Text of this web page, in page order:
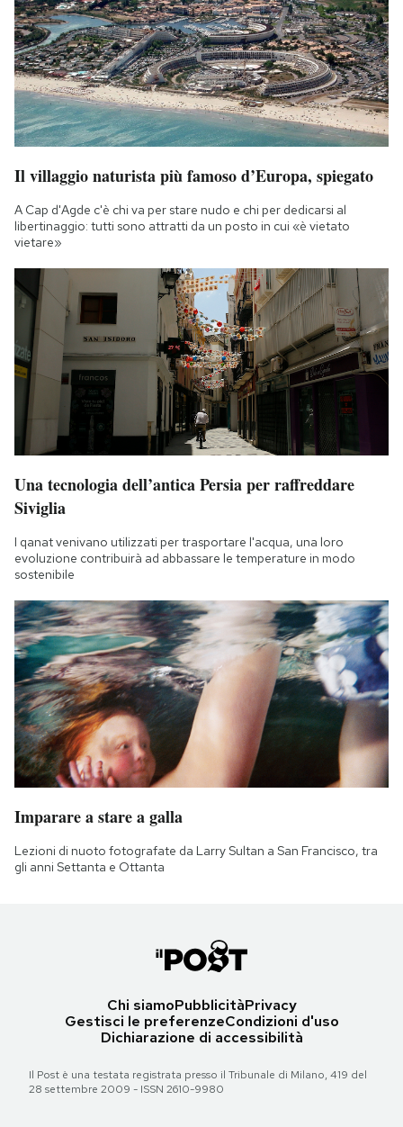
Il villaggio naturista più famoso d’Europa, spiegato
A Cap d'Agde c'è chi va per stare nudo e chi per dedicarsi al
libertinaggio: tutti sono attratti da un posto in cui «è vietato
vietare»
Una tecnologia dell’antica Persia per raffreddare
Siviglia
I qanat venivano utilizzati per trasportare l'acqua, una loro
evoluzione contribuirà ad abbassare le temperature in modo
sostenibile
Imparare a stare a galla
Lezioni di nuoto fotografate da Larry Sultan a San Francisco, tra
gli anni Settanta e Ottanta
Chi siamoPubblicitàPrivacy
Gestisci le preferenzeCondizioni d'uso
Dichiarazione di accessibilità
Il Post è una testata registrata presso il Tribunale di Milano, 419 del
28 settembre 2009 - ISSN 2610-9980